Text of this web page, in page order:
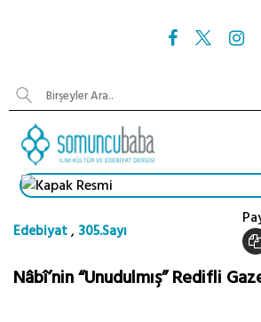
Edebiyat, 305.Sayı
Nâbî’nin “Unudulmış” Redifli